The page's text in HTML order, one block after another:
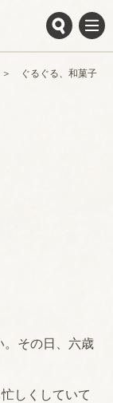
ぐるぐる、和菓子
。その日、六歳
しくしていて